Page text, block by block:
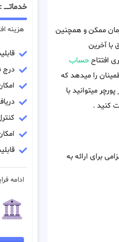
ممکن و همچنین
با آخرین
افتتاححساب
را میدهد که
میتوانید با
کنید .
برای ارائه به
هزینه
درج
ادامه